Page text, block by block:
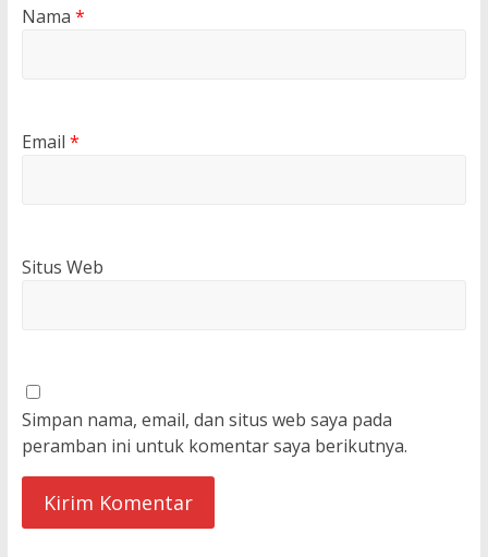
Nama *
Email *
Situs Web
Simpan nama, email, dan situs web saya pada
peramban ini untuk komentar saya berikutnya.